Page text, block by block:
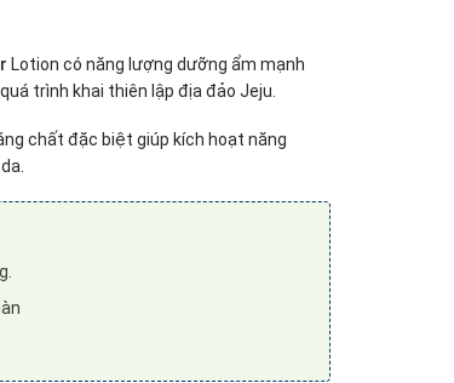
Lotion có năng lượng dưỡng ẩm mạnh
trình khai thiên lập địa đảo Jeju.
chất đặc biệt giúp kích hoạt năng